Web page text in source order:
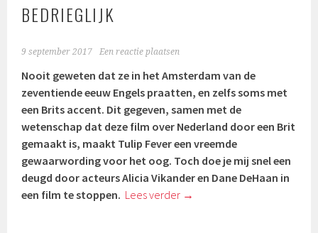
BEDRIEGLIJK
9 september 2017 Een reactie plaatsen
Nooit geweten dat ze in het Amsterdam van de
zeventiende eeuw Engels praatten, en zelfs soms met
een Brits accent. Dit gegeven, samen met de
wetenschap dat deze film over Nederland door een Brit
gemaakt is, maakt Tulip Fever een vreemde
gewaarwording voor het oog. Toch doe je mij snel een
deugd door acteurs Alicia Vikander en Dane DeHaan in
een film te stoppen. Lees verder →